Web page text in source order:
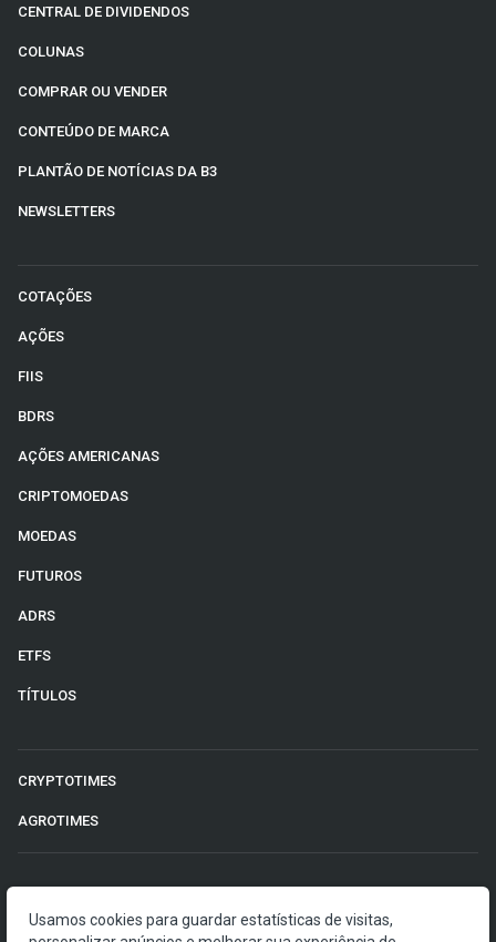
CENTRAL DE DIVIDENDOS
COLUNAS
COMPRAR OU VENDER
CONTEÚDO DE MARCA
PLANTÃO DE NOTÍCIAS DA B3
NEWSLETTERS
COTAÇÕES
AÇÕES
FIIS
BDRS
AÇÕES AMERICANAS
CRIPTOMOEDAS
MOEDAS
FUTUROS
ADRS
ETFS
TÍTULOS
CRYPTOTIMES
AGROTIMES
Usamos cookies para guardar estatísticas de visitas,